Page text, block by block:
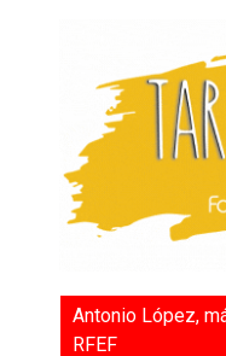
Antonio López,
RFEF